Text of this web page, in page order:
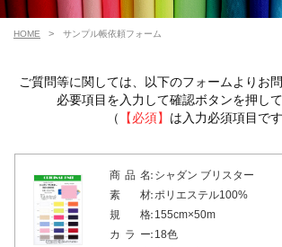
HOME サンプル帳依頼フォーム
ご質問等に関しては、以下のフォームよりお
必要項目を入力して確認ボタンを押して
（
【必須】 は入力必須項目です
商 品 名 ： シャダン ブリスター
素 材 ：ポリエステル100%
規 格 ： 155cm×50m
カ ラ ー ： 18色